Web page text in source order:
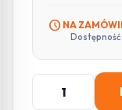
schedule NA
ilość
SATEL